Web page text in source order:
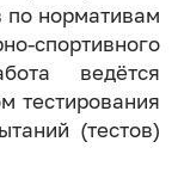
по нормативам
спортивного
ведётся
тестирования
(тестов)